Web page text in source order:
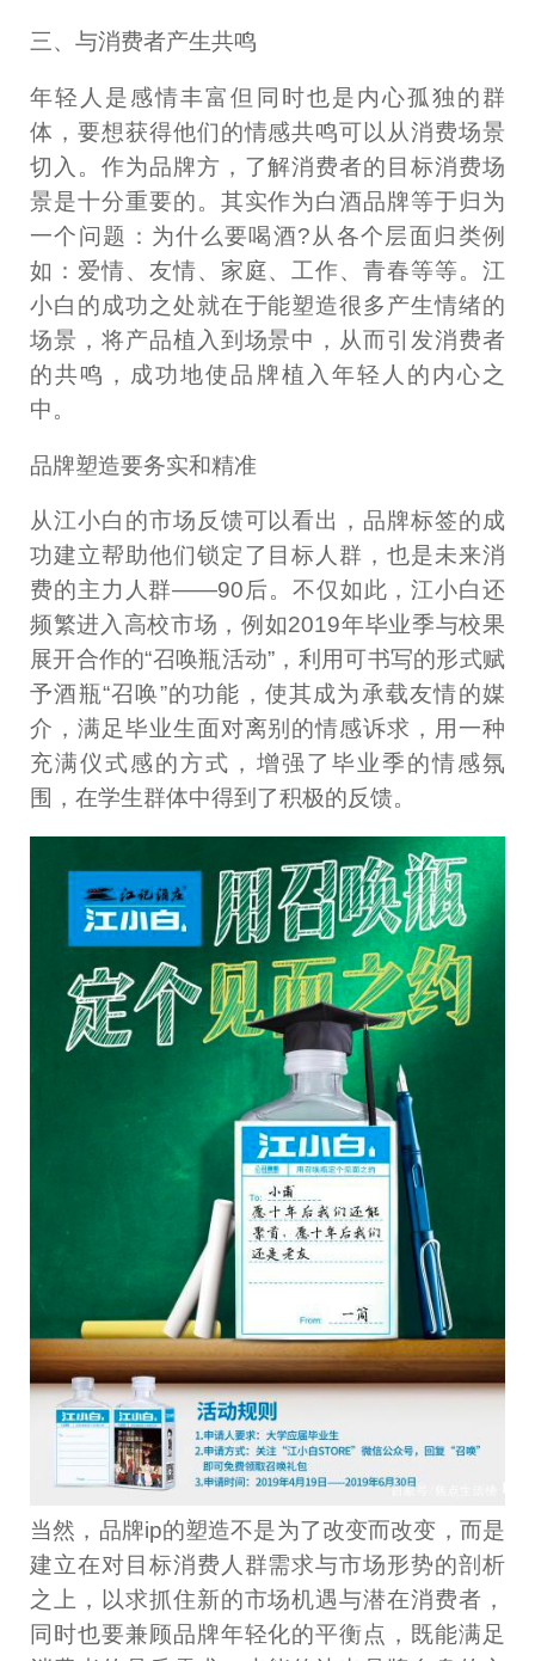
三、与消费者产生共鸣
年轻人是感情丰富但同时也是内心孤独的群
体，要想获得他们的情感共鸣可以从消费场景
切入。作为品牌方，了解消费者的目标消费场
景是十分重要的。其实作为白酒品牌等于归为
一个问题：为什么要喝酒?从各个层面归类例
如：爱情、友情、家庭、工作、青春等等。江
小白的成功之处就在于能塑造很多产生情绪的
场景，将产品植入到场景中，从而引发消费者
的共鸣，成功地使品牌植入年轻人的内心之
中。
品牌塑造要务实和精准
从江小白的市场反馈可以看出，品牌标签的成
功建立帮助他们锁定了目标人群，也是未来消
费的主力人群——90后。不仅如此，江小白还
频繁进入高校市场，例如2019年毕业季与校果
展开合作的“召唤瓶活动”，利用可书写的形式赋
予酒瓶“召唤”的功能，使其成为承载友情的媒
介，满足毕业生面对离别的情感诉求，用一种
充满仪式感的方式，增强了毕业季的情感氛
围，在学生群体中得到了积极的反馈。
当然，品牌ip的塑造不是为了改变而改变，而是
建立在对目标消费人群需求与市场形势的剖析
之上，以求抓住新的市场机遇与潜在消费者，
同时也要兼顾品牌年轻化的平衡点，既能满足